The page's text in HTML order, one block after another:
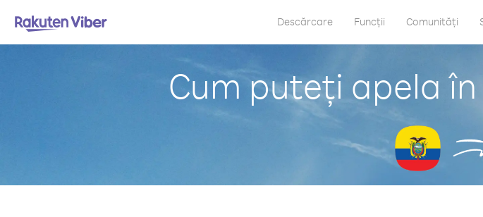
Descărcare Funcții Comunități
Cum puteți apela